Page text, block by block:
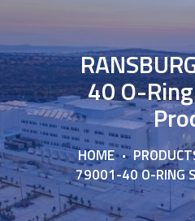
40 O-
HOME
79001-40 O-RING